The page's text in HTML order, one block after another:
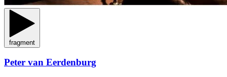
fragment
Peter van Eerdenburg